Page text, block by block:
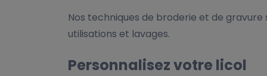
Nos techniques de broderie et de
utilisations et lavages.
Personnalisez votre licol